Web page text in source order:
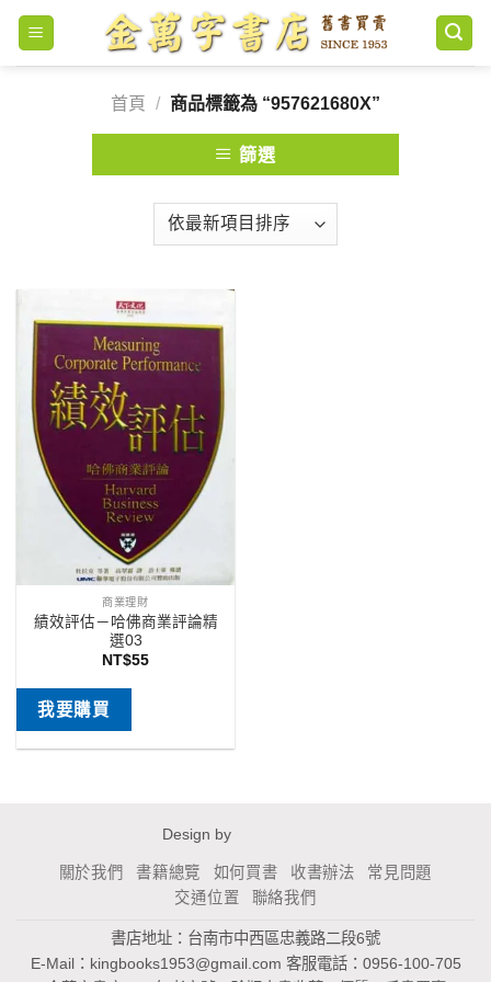
Skip
content
首頁
/ 商品標籤為 “957621680X”
篩選
商業理財
績效評估－哈佛商業評論精
選03
NT$55
我要購買
Design by
關於我們 書籍總覽 如何買書 收書辦法
常見問題
交通位置
聯絡我們
書店地址：台南市中西區忠義路二段6號
E-Mail： kingbooks1953@gmail.com 客服電話：0956-100-705